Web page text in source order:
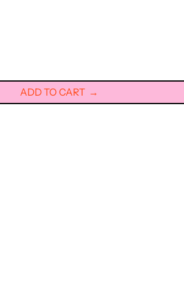
ADD TO CART